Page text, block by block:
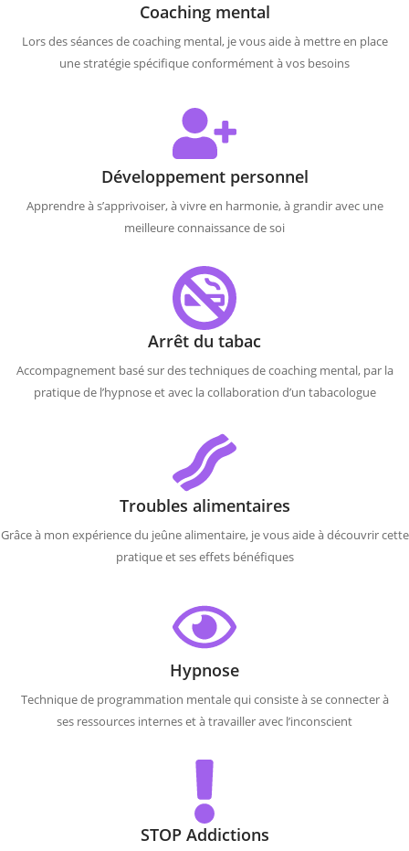
Coaching mental
Lors des séances de coaching mental, je vous aide à mettre en place
une stratégie spécifique conformément à vos besoins
Développement personnel
Apprendre à s’apprivoiser, à vivre en harmonie, à grandir avec une
meilleure connaissance de soi
Arrêt du tabac
Accompagnement basé sur des techniques de coaching mental, par la
pratique de l’hypnose et avec la collaboration d’un tabacologue
Troubles alimentaires
Grâce à mon expérience du jeûne alimentaire, je vous aide à découvrir cette
pratique et ses effets bénéfiques
Hypnose
Technique de programmation mentale qui consiste à se connecter à
ses ressources internes et à travailler avec l’inconscient
STOP Addictions